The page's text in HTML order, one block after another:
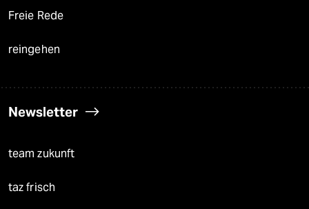
Freie Rede
reingehen
Newsletter
team zukunft
taz frisch